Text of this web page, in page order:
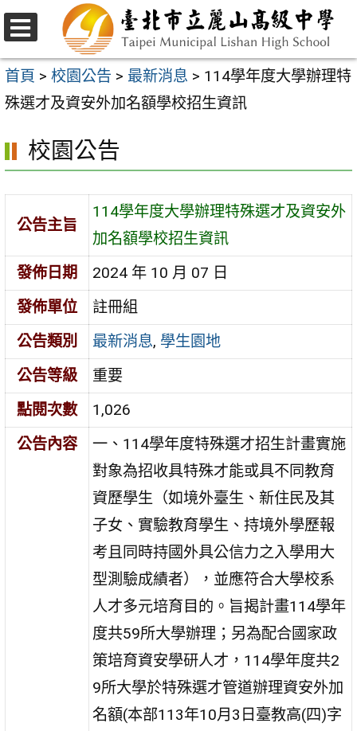
跳
至
主
要
容
區
選
單
首頁 > 校園公告 > 最新消息 > 114學年度大學辦理特
殊選才及資安外加名額學校招生資訊
校園公告
公告主旨
114學年度大學辦理特殊選才及資安外
加名額學校招生資訊
發佈日期
2024 年 10 月 07 日
發佈單位
註冊組
公告類別
最新消息, 學生園地
公告等級
重要
點閱次數
1,026
公告內容
一、114學年度特殊選才招生計畫實施
對象為招收具特殊才能或具不同教育
資歷學生（如境外臺生、新住民及其
子女、實驗教育學生、持境外學歷報
考且同時持國外具公信力之入學用大
型測驗成績者），並應符合大學校系
人才多元培育目的。旨揭計畫114學年
度共59所大學辦理；另為配合國家政
策培育資安學研人才，114學年度共2
9所大學於特殊選才管道辦理資安外加
名額(本部113年10月3日臺教高(四)字